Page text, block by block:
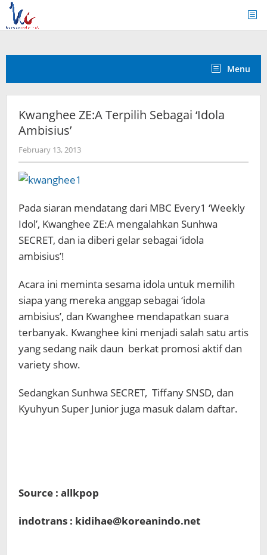
Skip
content
Menu
Kwanghee ZE:A Terpilih Sebagai ‘Idola
Ambisius’
February 13, 2013by
Koreanindo
Pada siaran mendatang dari MBC Every1 ‘Weekly
Idol’, Kwanghee ZE:A mengalahkan Sunhwa
SECRET, dan ia diberi gelar sebagai ‘idola
ambisius’!
Acara ini meminta sesama idola untuk memilih
siapa yang mereka anggap sebagai ‘idola
ambisius’, dan Kwanghee mendapatkan suara
terbanyak. Kwanghee kini menjadi salah satu artis
yang sedang naik daun berkat promosi aktif dan
variety show.
Sedangkan Sunhwa SECRET, Tiffany SNSD, dan
Kyuhyun Super Junior juga masuk dalam daftar.
Source : allkpop
indotrans : kidihae@koreanindo.net